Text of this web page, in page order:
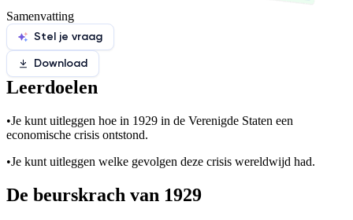
Samenvatting
Stel je vraag
Download
Leerdoelen
•Je kunt uitleggen hoe in 1929 in de Verenigde Staten een
economische crisis ontstond.
•Je kunt uitleggen welke gevolgen deze crisis wereldwijd had.
De beurskrach van 1929